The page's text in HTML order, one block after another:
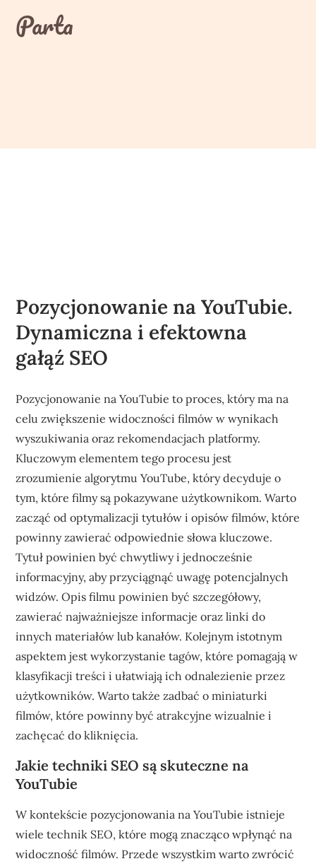
contentParta
Pozycjonowanie na YouTubie.
Dynamiczna i efektowna
gałąź SEO
Pozycjonowanie na YouTubie to proces, który ma na
celu zwiększenie widoczności filmów w wynikach
wyszukiwania oraz rekomendacjach platformy.
Kluczowym elementem tego procesu jest
zrozumienie algorytmu YouTube, który decyduje o
tym, które filmy są pokazywane użytkownikom. Warto
zacząć od optymalizacji tytułów i opisów filmów, które
powinny zawierać odpowiednie słowa kluczowe.
Tytuł powinien być chwytliwy i jednocześnie
informacyjny, aby przyciągnąć uwagę potencjalnych
widzów. Opis filmu powinien być szczegółowy,
zawierać najważniejsze informacje oraz linki do
innych materiałów lub kanałów. Kolejnym istotnym
aspektem jest wykorzystanie tagów, które pomagają w
klasyfikacji treści i ułatwiają ich odnalezienie przez
użytkowników. Warto także zadbać o miniaturki
filmów, które powinny być atrakcyjne wizualnie i
zachęcać do kliknięcia.
Jakie techniki SEO są skuteczne na
YouTubie
W kontekście pozycjonowania na YouTubie istnieje
wiele technik SEO, które mogą znacząco wpłynąć na
widoczność filmów. Przede wszystkim warto zwrócić